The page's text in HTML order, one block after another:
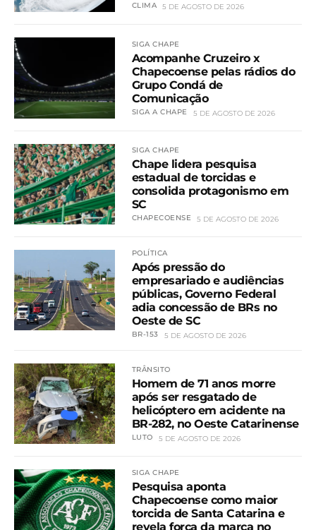
CLIMA 5 DE AGOSTO DE 2026
SIGA CHAPE
Acompanhe Cruzeiro x
Chapecoense pelas rádios do
Grupo Condá de
Comunicação
SIGA A CHAPE 5 DE AGOSTO DE 2026
SIGA CHAPE
Chape lidera pesquisa
estadual de torcidas e
consolida protagonismo em
SC
CHAPECOENSE 5 DE AGOSTO DE 2026
POLÍTICA
Após pressão do
empresariado e audiências
públicas, Governo Federal
adia concessão de BRs no
Oeste de SC
BR-153 5 DE AGOSTO DE 2026
TRÂNSITO
Homem de 71 anos morre
após ser resgatado de
helicóptero em acidente na
BR-282, no Oeste Catarinense
LUTO 5 DE AGOSTO DE 2026
SIGA CHAPE
Pesquisa aponta
Chapecoense como maior
torcida de Santa Catarina e
revela força da marca no